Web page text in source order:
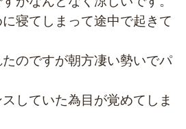
寝てしまって途中で起きて
のですが朝方凄い勢いでパ
していた為目が覚めてしま